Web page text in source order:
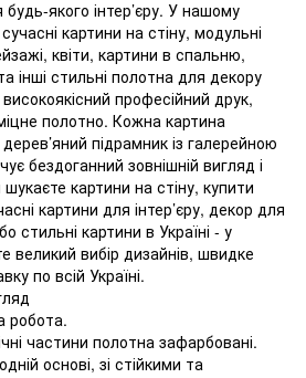
якого інтер’єру. У нашому
картини на стіну, модульні
квіти, картини в спальню,
інші стильні полотна для декору
професійний друк,
полотно. Кожна картина
підрамник із галерейною
бездоганний зовнішній вигляд і
картини на стіну, купити
картини для інтер’єру, декор для
стильні картини в Україні - у
великий вибір дизайнів, швидке
по всій Україні.
робота.
частини полотна зафарбовані.
основі, зі стійкими та